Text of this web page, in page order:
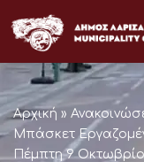
στο
περιεχόμενο
Αρχική »
Μπάσκετ
Πέμπτη 9